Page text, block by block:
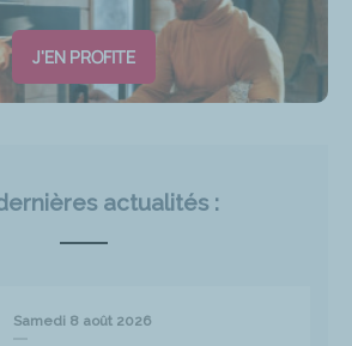
J'EN PROFITE
actualités :
Samedi 8 août 2026